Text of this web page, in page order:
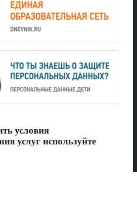
условия
услуг используйте